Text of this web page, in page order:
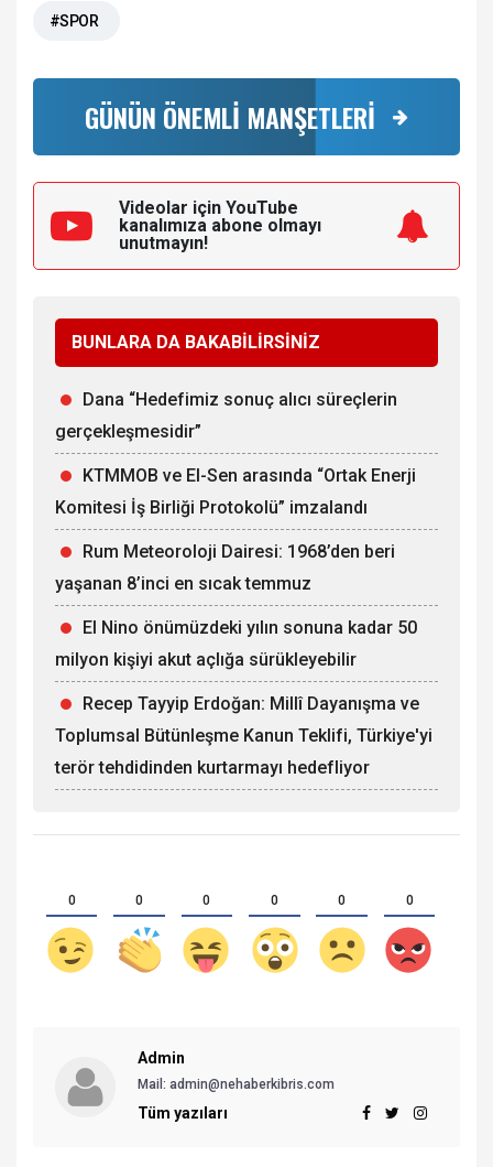
#SPOR
GÜNÜN ÖNEMLİ MANŞETLERİ
Videolar için YouTube
kanalımıza abone olmayı
unutmayın!
BUNLARA DA BAKABİLİRSİNİZ
Dana “Hedefimiz sonuç alıcı süreçlerin
gerçekleşmesidir”
KTMMOB ve El-Sen arasında “Ortak Enerji
Komitesi İş Birliği Protokolü” imzalandı
Rum Meteoroloji Dairesi: 1968’den beri
yaşanan 8’inci en sıcak temmuz
El Nino önümüzdeki yılın sonuna kadar 50
milyon kişiyi akut açlığa sürükleyebilir
Recep Tayyip Erdoğan: Millî Dayanışma ve
Toplumsal Bütünleşme Kanun Teklifi, Türkiye'yi
terör tehdidinden kurtarmayı hedefliyor
0 0 0 0 0 0
Admin
Mail: admin@nehaberkibris.com
Tüm yazıları